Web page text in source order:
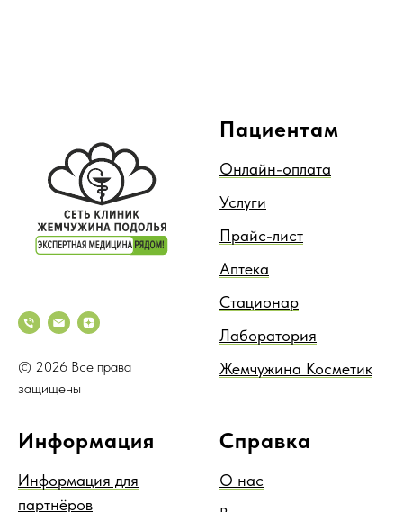
© 2026 Все права
защищены
Пациентам
Онлайн-оплата
Услуги
Прайс-лист
Аптека
Стационар
Лаборатория
Жемчужина Косметик
Информация
Информация для
партнёров
Справка
О нас